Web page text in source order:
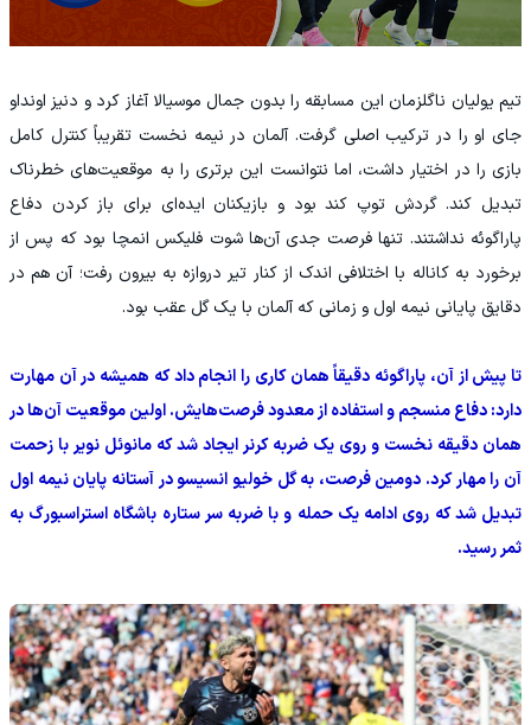
تیم یولیان ناگلزمان این مسابقه را بدون جمال موسیالا آغاز کرد و دنیز اونداو
جای او را در ترکیب اصلی گرفت. آلمان در نیمه نخست تقریباً کنترل کامل
بازی را در اختیار داشت، اما نتوانست این برتری را به موقعیت‌های خطرناک
تبدیل کند. گردش توپ کند بود و بازیکنان ایده‌ای برای باز کردن دفاع
پاراگوئه نداشتند. تنها فرصت جدی آن‌ها شوت فلیکس انمچا بود که پس از
برخورد به کاناله با اختلافی اندک از کنار تیر دروازه به بیرون رفت؛ آن هم در
دقایق پایانی نیمه اول و زمانی که آلمان با یک گل عقب بود.
تا پیش از آن، پاراگوئه دقیقاً همان کاری را انجام داد که همیشه در آن مهارت
دارد: دفاع منسجم و استفاده از معدود فرصت‌هایش. اولین موقعیت آن‌ها در
همان دقیقه نخست و روی یک ضربه کرنر ایجاد شد که مانوئل نویر با زحمت
آن را مهار کرد. دومین فرصت، به گل خولیو انسیسو در آستانه پایان نیمه اول
تبدیل شد که روی ادامه یک حمله و با ضربه سر ستاره باشگاه استراسبورگ به
ثمر رسید.